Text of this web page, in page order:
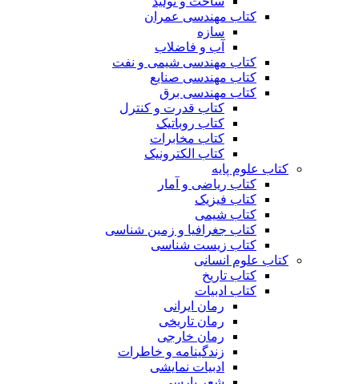
کتاب مهندسی عمران
سازه
آب و فاضلاب
کتاب مهندسی شیمی و نفت
کتاب مهندسی صنایع
کتاب مهندسی برق
کتاب قدرت و کنترل
کتاب روباتیک
کتاب مخابرات
کتاب الکترونیک
کتاب علوم پایه
کتاب ریاضی و آمار
کتاب فیزیک
کتاب شیمی
کتاب جغرافیا و زمین شناسی
کتاب زیست شناسی
کتاب علوم انسانی
کتاب تاریخ
کتاب ادبیات
رمان ایرانی
رمان تاریخی
رمان خارجی
زندگینامه و خاطرات
ادبیات نمایشی